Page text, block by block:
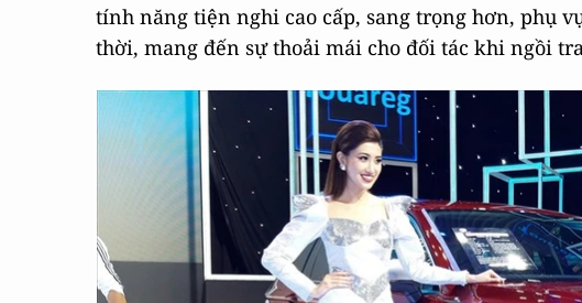
tính năng tiện nghi cao cấp, sang trọng hơn, phụ
thời, mang đến sự thoải mái cho đối tác khi ngồi